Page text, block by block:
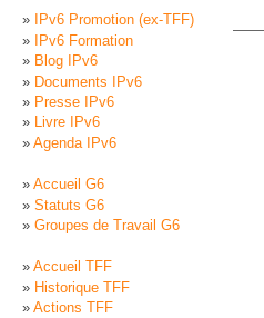
IPv6 Promotion (ex-TFF)
IPv6 Formation
Blog IPv6
Documents IPv6
Presse IPv6
Livre IPv6
Agenda IPv6
Accueil G6
Statuts G6
Groupes de Travail G6
Accueil TFF
Historique TFF
Actions TFF